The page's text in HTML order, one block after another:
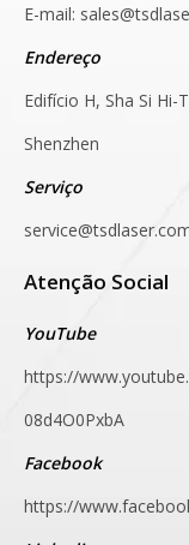
E-mail:
Endereço
Edifício H, Sha Si
Shenzhen
Serviço
Atenção Social
YouTube
https://
08d4O0PxbA
Facebook
https://